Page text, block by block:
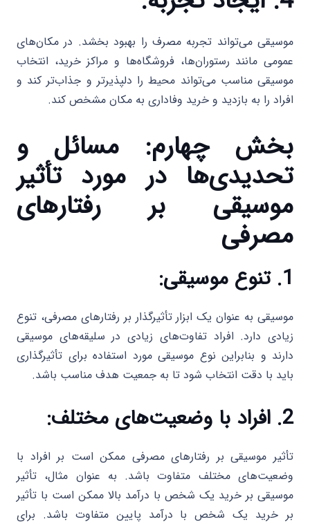
موسیقی می‌تواند تجربه مصرف را بهبود بخشد. در مکان‌های
عمومی مانند رستوران‌ها، فروشگاه‌ها و مراکز خرید، انتخاب
موسیقی مناسب می‌تواند محیط را دلپذیرتر و جذاب‌تر کند و
افراد را به بازدید و خرید وفاداری به مکان مشخص کند.
بخش چهارم: مسائل و
تحدیدی‌ها در مورد تأثیر
موسیقی بر رفتارهای
مصرفی
1. تنوع موسیقی:
موسیقی به عنوان یک ابزار تأثیرگذار بر رفتارهای مصرفی، تنوع
زیادی دارد. افراد تفاوت‌های زیادی در سلیقه‌های موسیقی
دارند و بنابراین نوع موسیقی مورد استفاده برای تأثیرگذاری
باید با دقت انتخاب شود تا به جمعیت هدف مناسب باشد.
2. افراد با وضعیت‌های مختلف:
تأثیر موسیقی بر رفتارهای مصرفی ممکن است بر افراد با
وضعیت‌های مختلف متفاوت باشد. به عنوان مثال، تأثیر
موسیقی بر خرید یک شخص با درآمد بالا ممکن است با تأثیر
بر خرید یک شخص با درآمد پایین متفاوت باشد. برای